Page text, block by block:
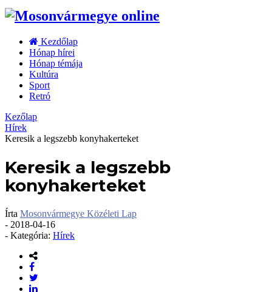
Kezdőlap
Hónap hírei
Hónap témája
Kultúra
Sport
Retró
Kezőlap
Hírek
Keresik a legszebb konyhakerteket
Keresik a legszebb
konyhakerteket
Írta Mosonvármegye Közéleti Lap
- 2018-04-16
- Kategória: Hírek